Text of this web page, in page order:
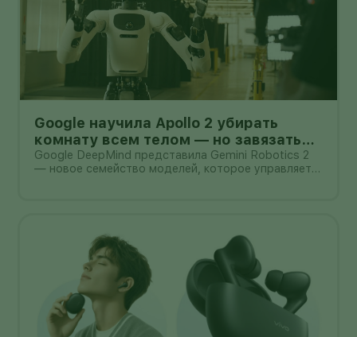
Google научила Apollo 2 убирать
комнату всем телом — но завязать
пакет он умеет лишь в 44% попыток
Google DeepMind представила Gemini Robotics 2
— новое семейство моделей, которое управляет